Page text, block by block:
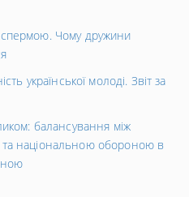
Чому дружини
української молоді. Звіт за
балансування між
національною обороною в